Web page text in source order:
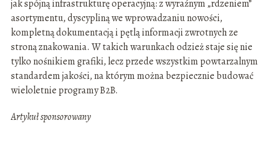
jak spójną infrastrukturę operacyjną: z wyraźnym „rdzeniem”
asortymentu, dyscypliną we wprowadzaniu nowości,
kompletną dokumentacją i pętlą informacji zwrotnych ze
stroną znakowania. W takich warunkach odzież staje się nie
tylko nośnikiem grafiki, lecz przede wszystkim powtarzalnym
standardem jakości, na którym można bezpiecznie budować
wieloletnie programy B2B.
Artykuł sponsorowany